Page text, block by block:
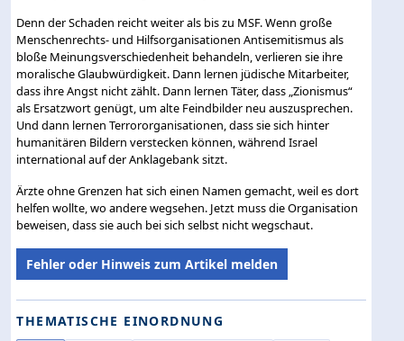
Denn der Schaden reicht weiter als bis zu MSF. Wenn große
Menschenrechts- und Hilfsorganisationen Antisemitismus als
bloße Meinungsverschiedenheit behandeln, verlieren sie ihre
moralische Glaubwürdigkeit. Dann lernen jüdische Mitarbeiter,
dass ihre Angst nicht zählt. Dann lernen Täter, dass „Zionismus“
als Ersatzwort genügt, um alte Feindbilder neu auszusprechen.
Und dann lernen Terrororganisationen, dass sie sich hinter
humanitären Bildern verstecken können, während Israel
international auf der Anklagebank sitzt.
Ärzte ohne Grenzen hat sich einen Namen gemacht, weil es dort
helfen wollte, wo andere wegsehen. Jetzt muss die Organisation
beweisen, dass sie auch bei sich selbst nicht wegschaut.
Fehler oder Hinweis zum Artikel melden
THEMATISCHE EINORDNUNG